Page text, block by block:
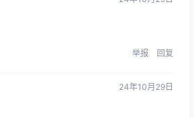
举报 回复
24年10月29日